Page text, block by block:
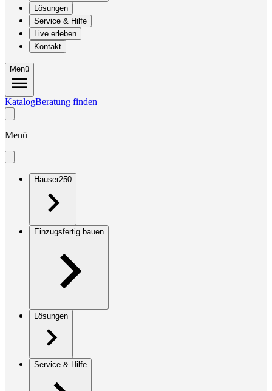
Lösungen
Service & Hilfe
Live erleben
Kontakt
Menü
KatalogBeratung finden
Menü
Häuser250
Einzugsfertig bauen
Lösungen
Service & Hilfe